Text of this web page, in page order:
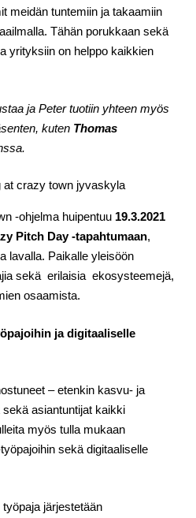
meidän tuntemiin ja takaamiin
Tähän porukkaan sekä
yrityksiin on helppo kaikkien
ja Peter tuotiin yhteen myös
kuten Thomas
-ohjelma huipentuu 19.3.2021
Pitch Day -tapahtumaan,
lavalla. Paikalle yleisöön
sekä erilaisia ekosysteemejä,
osaamista.
ja digitaaliselle
– etenkin kasvu- ja
asiantuntijat kaikki
myös tulla mukaan
sekä digitaaliselle
järjestetään